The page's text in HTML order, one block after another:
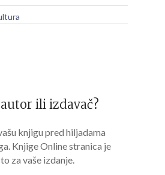
ili izdavač?
knjigu pred hiljadama
Knjige Online stranica je
za vaše izdanje.